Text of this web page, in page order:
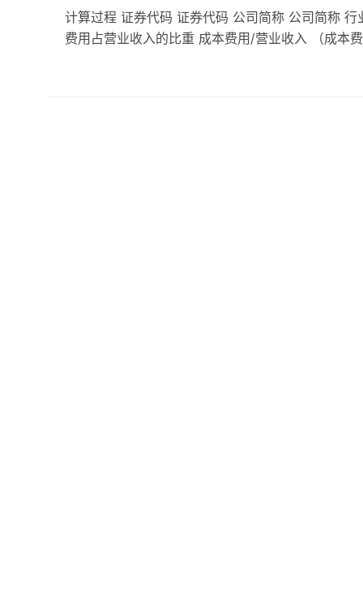
计算过程 证券代码 证券代码 公司简称 公司简称
费用占营业收入的比重 成本费用/营业收入 （成本